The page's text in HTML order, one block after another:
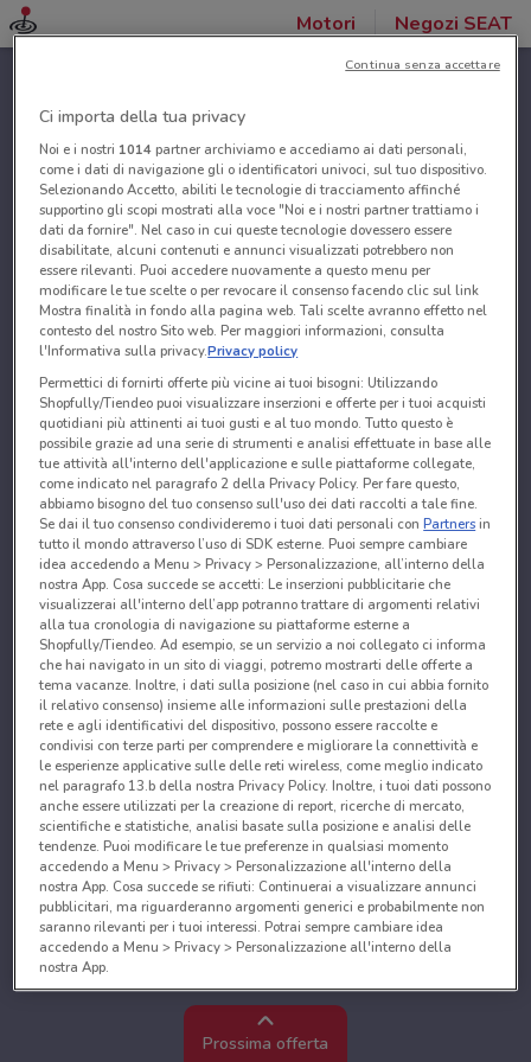
Motori Negozi SEAT
Prossima offerta
Ci importa della tua privacy
Noi e i nostri 1014partner archiviamo e accediamo ai dati personali,
come i dati di navigazione gli o identificatori univoci, sul tuo dispositivo.
Selezionando Accetto, abiliti le tecnologie di tracciamento affinché
supportino gli scopi mostrati alla voce "Noi e i nostri partner trattiamo i
dati da fornire". Nel caso in cui queste tecnologie dovessero essere
disabilitate, alcuni contenuti e annunci visualizzati potrebbero non
essere rilevanti. Puoi accedere nuovamente a questo menu per
modificare le tue scelte o per revocare il consenso facendo clic sul link
Mostra finalità in fondo alla pagina web. Tali scelte avranno effetto nel
contesto del nostro Sito web. Per maggiori informazioni, consulta
l'Informativa sulla privacy.Privacy policy
Permettici di fornirti offerte più vicine ai tuoi bisogni: Utilizzando
Shopfully/Tiendeo puoi visualizzare inserzioni e offerte per i tuoi acquisti
quotidiani più attinenti ai tuoi gusti e al tuo mondo. Tutto questo è
possibile grazie ad una serie di strumenti e analisi effettuate in base alle
tue attività all'interno dell'applicazione e sulle piattaforme collegate,
come indicato nel paragrafo 2 della Privacy Policy. Per fare questo,
abbiamo bisogno del tuo consenso sull'uso dei dati raccolti a tale fine.
Se dai il tuo consenso condivideremo i tuoi dati personali conPartnersin
tutto il mondo attraverso l’uso di SDK esterne. Puoi sempre cambiare
idea accedendo a Menu > Privacy > Personalizzazione, all’interno della
nostra App. Cosa succede se accetti: Le inserzioni pubblicitarie che
visualizzerai all'interno dell’app potranno trattare di argomenti relativi
alla tua cronologia di navigazione su piattaforme esterne a
Shopfully/Tiendeo. Ad esempio, se un servizio a noi collegato ci informa
che hai navigato in un sito di viaggi, potremo mostrarti delle offerte a
tema vacanze. Inoltre, i dati sulla posizione (nel caso in cui abbia fornito
il relativo consenso) insieme alle informazioni sulle prestazioni della
rete e agli identificativi del dispositivo, possono essere raccolte e
condivisi con terze parti per comprendere e migliorare la connettività e
le esperienze applicative sulle delle reti wireless, come meglio indicato
nel paragrafo 13.b della nostra Privacy Policy. Inoltre, i tuoi dati possono
anche essere utilizzati per la creazione di report, ricerche di mercato,
scientifiche e statistiche, analisi basate sulla posizione e analisi delle
tendenze. Puoi modificare le tue preferenze in qualsiasi momento
accedendo a Menu > Privacy > Personalizzazione all'interno della
nostra App. Cosa succede se rifiuti: Continuerai a visualizzare annunci
pubblicitari, ma riguarderanno argomenti generici e probabilmente non
saranno rilevanti per i tuoi interessi. Potrai sempre cambiare idea
accedendo a Menu > Privacy > Personalizzazione all'interno della
nostra App.
Noi e i nostri partner trattiamo i dati per fornire:
Utilizzare dati di geolocalizzazione precisi. Scansione attiva delle
caratteristiche del dispositivo ai fini dell’identificazione. Archiviare
Continua senza accettare